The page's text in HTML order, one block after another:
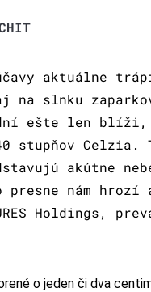
aktuálne
na slnku
ešte len blíži,
stupňov Celzia.
akútne
presne nám
Holdings,
o jeden či dva